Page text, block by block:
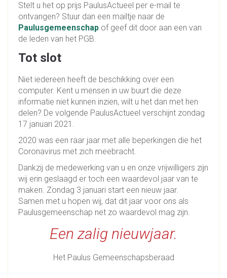
Stelt u het op prijs PaulusActueel per e-mail te
ontvangen? Stuur dan een mailtje naar de
Paulusgemeenschap of geef dit door aan een van
de leden van het PGB.
Tot slot
Niet iedereen heeft de beschikking over een
computer. Kent u mensen in uw buurt die deze
informatie niet kunnen inzien, wilt u het dan met hen
delen? De volgende PaulusActueel verschijnt zondag
17 januari 2021.
2020 was een raar jaar met alle beperkingen die het
Coronavirus met zich meebracht.
Dankzij de medewerking van u en onze vrijwilligers zijn
wij erin geslaagd er toch een waardevol jaar van te
maken. Zondag 3 januari start een nieuw jaar.
Samen met u hopen wij, dat dit jaar voor ons als
Paulusgemeenschap net zo waardevol mag zijn.
Een zalig nieuwjaar.
Het Paulus Gemeenschapsberaad